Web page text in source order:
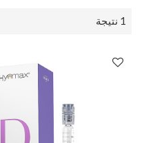
1 نتيجة